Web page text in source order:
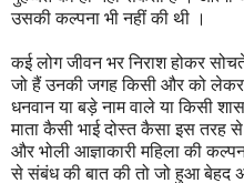
उसकी कल्पना भी नहीं की थी ।
कई लोग जीवन भर निराश होकर सोचते
जो हैं उनकी जगह किसी और को लेकर
धनवान या बड़े नाम वाले या किसी
माता कैसी भाई दोस्त कैसा इस
और भोली आज्ञाकारी महिला की
से संबंध की बात की तो जो हुआ बेहद